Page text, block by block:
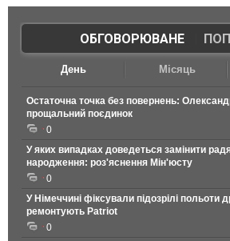
ОБГОВОРЮВАНЕ|
День Місяць
Остаточна точка без повернень:
прощальний поєдинок
0
У яких випадках доведеться замінити
народження: роз'яснення Мін'юсту
0
У Німеччині фіксували підозрілі польоти
ремонтують Patriot
0